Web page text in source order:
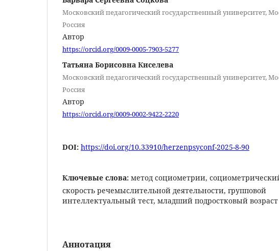
Московский педагогический государственный университет,
Россия
Автор
https://orcid.org/0009-0005-7903-5277
Татьяна Борисовна Киселева
Московский педагогический государственный университет,
Россия
Автор
https://orcid.org/0009-0002-9422-2220
DOI: https://doi.org/10.33910/herzenpsyconf-2025-8-90
Ключевые слова: метод социометрии,
скорость речемыслительной деятельности, групповой
интеллектуальный тест, младший подростковый возраст
Аннотация